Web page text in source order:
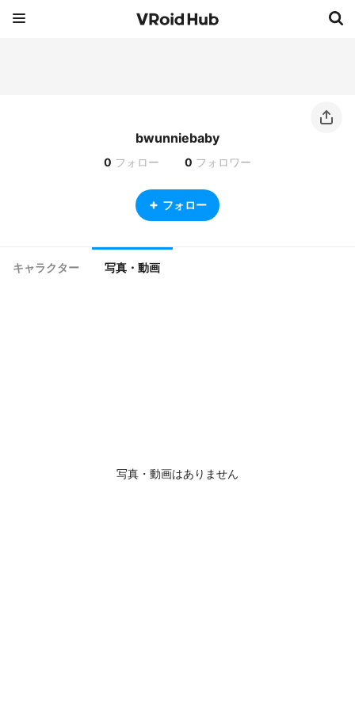
bwunniebaby
0 フォロー 0 フォロワー
フォロー
キャラクター 写真・動画
写真・動画はありません